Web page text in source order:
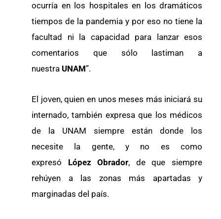
ocurría en los hospitales en los dramáticos
tiempos de la pandemia y por eso no tiene la
facultad ni la capacidad para lanzar esos
comentarios que sólo lastiman a
nuestra UNAM”.
El joven, quien en unos meses más iniciará su
internado, también expresa que los médicos
de la UNAM siempre están donde los
necesite la gente, y no es como
expresó López Obrador, de que siempre
rehúyen a las zonas más apartadas y
marginadas del país.